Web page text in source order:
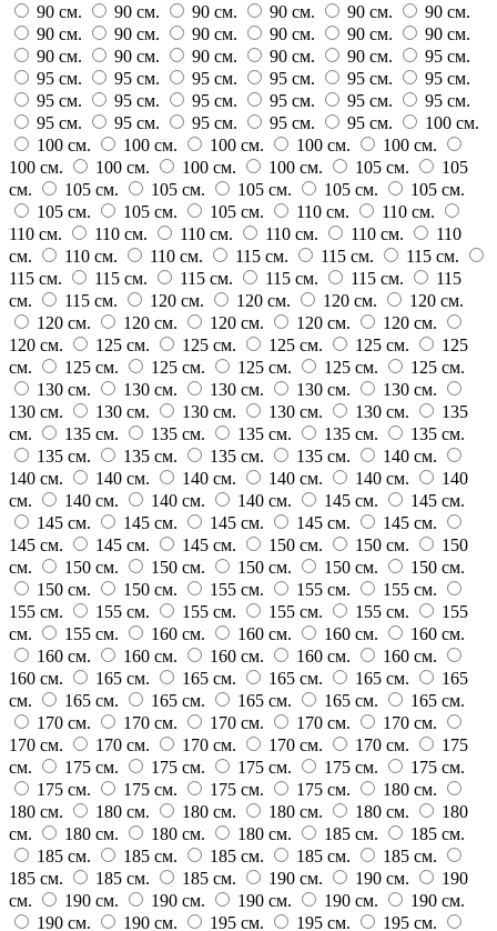
90 см.
90 см. 90 см. 90 см. 90 см.
90 см.
90 см.
90 см. 90 см. 90 см. 90 см.
90 см.
90 см.
90 см. 90 см. 90 см. 90 см.
95 см.
95 см.
95 см. 95 см. 95 см. 95 см.
95 см.
95 см.
95 см. 95 см. 95 см. 95 см.
95 см.
95 см.
95 см. 95 см. 95 см. 95 см.
100 см.
100 см.
100 см. 100 см. 100 см.
100 см.
100 см.
100 см. 100 см. 100 см. 105 см.
105
см.
105 см. 105 см. 105 см. 105 см.
105 см.
105 см.
105 см. 105 см. 110 см.
110 см.
110 см.
110 см. 110 см. 110 см. 110 см.
110
см.
110 см. 110 см. 115 см. 115 см.
115 см.
115 см.
115 см. 115 см. 115 см. 115 см.
115
см.
115 см. 120 см. 120 см. 120 см.
120 см.
120 см.
120 см. 120 см. 120 см.
120 см.
120 см.
125 см. 125 см. 125 см. 125 см.
125
см.
125 см. 125 см. 125 см. 125 см.
125 см.
130 см.
130 см. 130 см. 130 см.
130 см.
130 см.
130 см. 130 см. 130 см. 130 см.
135
см.
135 см. 135 см. 135 см. 135 см.
135 см.
135 см.
135 см. 135 см. 135 см.
140 см.
140 см.
140 см. 140 см. 140 см. 140 см.
140
см.
140 см. 140 см. 140 см. 145 см.
145 см.
145 см.
145 см. 145 см. 145 см.
145 см.
145 см.
145 см. 145 см. 150 см. 150 см.
150
см.
150 см. 150 см. 150 см. 150 см.
150 см.
150 см.
150 см. 155 см. 155 см.
155 см.
155 см.
155 см. 155 см. 155 см. 155 см.
155
см.
155 см. 160 см. 160 см. 160 см.
160 см.
160 см.
160 см. 160 см. 160 см.
160 см.
160 см.
165 см. 165 см. 165 см. 165 см.
165
см.
165 см. 165 см. 165 см. 165 см.
165 см.
170 см.
170 см. 170 см. 170 см.
170 см.
170 см.
170 см. 170 см. 170 см. 170 см.
175
см.
175 см. 175 см. 175 см. 175 см.
175 см.
175 см.
175 см. 175 см. 175 см.
180 см.
180 см.
180 см. 180 см. 180 см. 180 см.
180
см.
180 см. 180 см. 180 см. 185 см.
185 см.
185 см.
185 см. 185 см. 185 см.
185 см.
185 см.
185 см. 185 см. 190 см. 190 см.
190
см.
190 см. 190 см. 190 см. 190 см.
190 см.
190 см.
190 см. 195 см. 195 см. 195 см.